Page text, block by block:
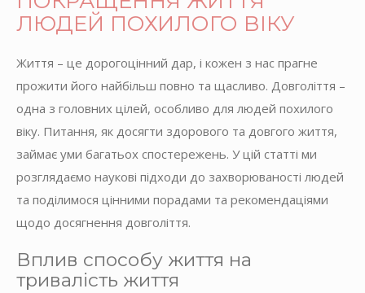
ЛЮДЕЙ ПОХИЛОГО ВІКУ
Життя – це дорогоцінний дар, і кожен з нас прагне
прожити його найбільш повно та щасливо. Довголіття –
одна з головних цілей, особливо для людей похилого
віку. Питання, як досягти здорового та довгого життя,
займає уми багатьох спостережень. У цій статті ми
розглядаємо наукові підходи до захворюваності людей
та поділимося цінними порадами та рекомендаціями
щодо досягнення довголіття.
Вплив способу життя на
тривалість життя